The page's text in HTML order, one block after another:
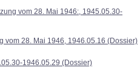
vom 28. Mai 1946:, 1945.05.30-
vom 28. Mai 1946, 1946.05.16 (Dossier)
1946.05.29 (Dossier)